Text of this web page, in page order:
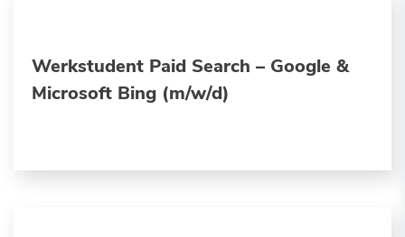
Werkstudent Paid Search – Google &
Microsoft Bing (m/w/d)